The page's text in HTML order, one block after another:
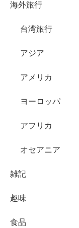
海外旅行
台湾旅行
アジア
アメリカ
ヨーロッパ
アフリカ
オセアニア
雑記
趣味
食品